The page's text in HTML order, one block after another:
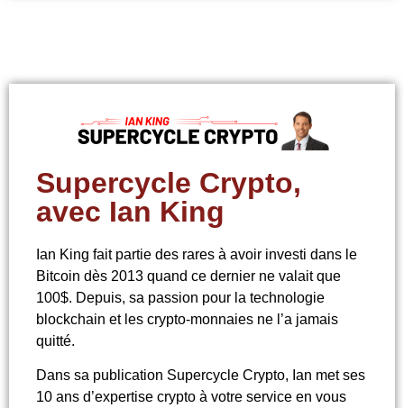
Supercycle Crypto,
avec Ian King
Ian King fait partie des rares à avoir investi dans le
Bitcoin dès 2013 quand ce dernier ne valait que
100$. Depuis, sa passion pour la technologie
blockchain et les crypto-monnaies ne l’a jamais
quitté.
Dans sa publication Supercycle Crypto, Ian met ses
10 ans d’expertise crypto à votre service en vous